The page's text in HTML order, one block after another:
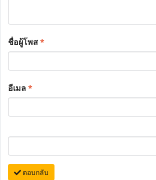
ชื่อผู้โพส*
อีเมล*
ตอบกลับ